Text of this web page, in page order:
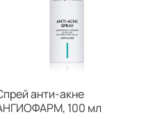
анти-акне
100 мл